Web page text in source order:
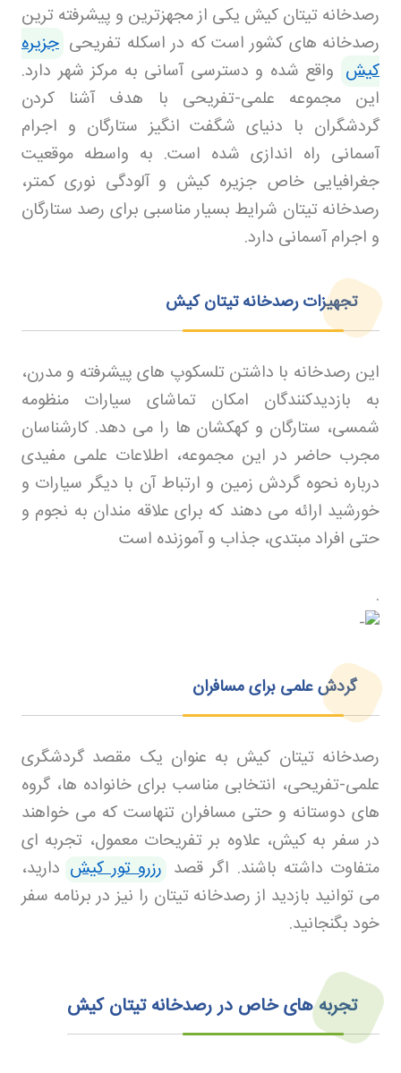
رصدخانه تیتان کیش یکی از مجهزترین و پیشرفته‌ ترین
رصدخانه‌ های کشور است که در اسکله تفریحی جزیره
کیش واقع شده و دسترسی آسانی به مرکز شهر دارد.
این مجموعه علمی-تفریحی با هدف آشنا کردن
گردشگران با دنیای شگفت‌ انگیز ستارگان و اجرام
آسمانی راه‌ اندازی شده است. به واسطه موقعیت
جغرافیایی خاص جزیره کیش و آلودگی نوری کمتر،
رصدخانه تیتان شرایط بسیار مناسبی برای رصد ستارگان
و اجرام آسمانی دارد.
تجهیزات رصدخانه تیتان کیش
این رصدخانه با داشتن تلسکوپ‌ های پیشرفته و مدرن،
به بازدیدکنندگان امکان تماشای سیارات منظومه
شمسی، ستارگان و کهکشان‌ ها را می‌ دهد. کارشناسان
مجرب حاضر در این مجموعه، اطلاعات علمی مفیدی
درباره نحوه گردش زمین و ارتباط آن با دیگر سیارات و
خورشید ارائه می‌ دهند که برای علاقه مندان به نجوم و
حتی افراد مبتدی، جذاب و آموزنده است
.
گردش علمی برای مسافران
رصدخانه تیتان کیش به عنوان یک مقصد گردشگری
علمی-تفریحی، انتخابی مناسب برای خانواده‌ ها، گروه‌
های دوستانه و حتی مسافران تنهاست که می‌ خواهند
در سفر به کیش، علاوه بر تفریحات معمول، تجربه‌ ای
متفاوت داشته باشند. اگر قصد رزرو تور کیش دارید،
می‌ توانید بازدید از رصدخانه تیتان را نیز در برنامه سفر
خود بگنجانید.
تجربه‌ های خاص در رصدخانه تیتان کیش